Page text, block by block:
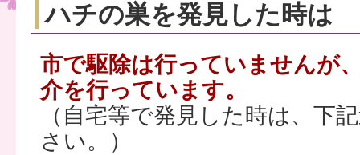
ハチの巣を発見した時は
市で駆除は行っていませんが
介を行っています。
（自宅等で発見した時は、下
さい。）